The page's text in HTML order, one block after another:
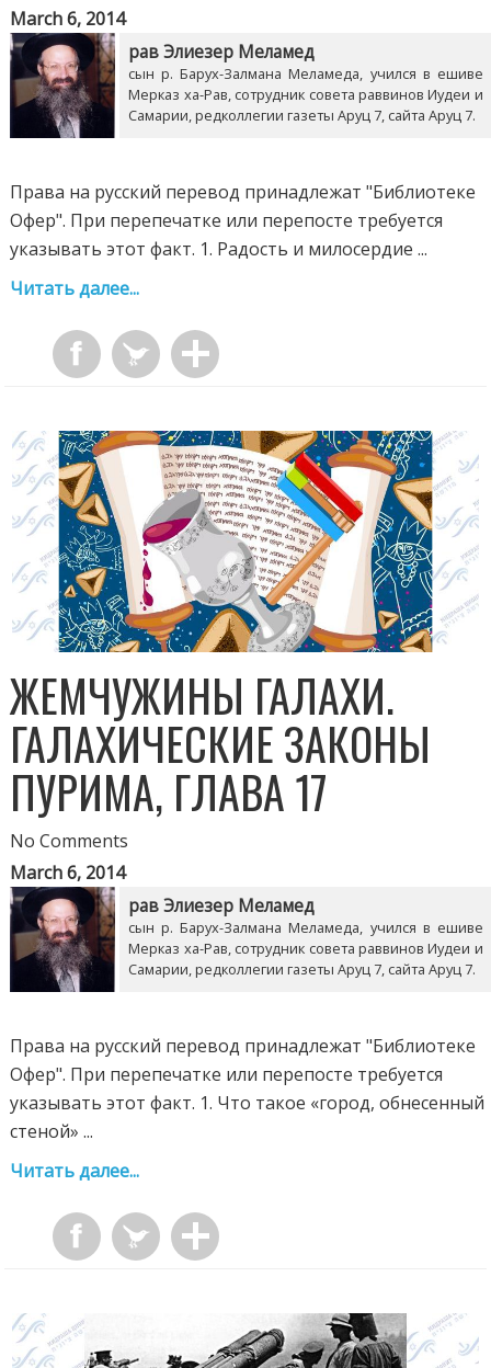
March 6, 2014
рав Элиезер Меламед
сын р. Барух-Залмана Меламеда, учился в ешиве
Мерказ ха-Рав, сотрудник совета раввинов Иудеи и
Самарии, редколлегии газеты Аруц 7, сайта Аруц 7.
Права на русский перевод принадлежат "Библиотеке
Офер". При перепечатке или перепосте требуется
указывать этот факт. 1. Радость и милосердие ...
Читать далее...
ЖЕМЧУЖИНЫ ГАЛАХИ.
ГАЛАХИЧЕСКИЕ ЗАКОНЫ
ПУРИМА, ГЛАВА 17
No Comments
March 6, 2014
рав Элиезер Меламед
сын р. Барух-Залмана Меламеда, учился в ешиве
Мерказ ха-Рав, сотрудник совета раввинов Иудеи и
Самарии, редколлегии газеты Аруц 7, сайта Аруц 7.
Права на русский перевод принадлежат "Библиотеке
Офер". При перепечатке или перепосте требуется
указывать этот факт. 1. Что такое «город, обнесенный
стеной» ...
Читать далее...